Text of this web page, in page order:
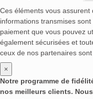
Ces éléments vous
informations transmises
paiement que vous pouvez
également sécurisées et
ceux de nos partenaires
×
Notre programme de
nos meilleurs clients.